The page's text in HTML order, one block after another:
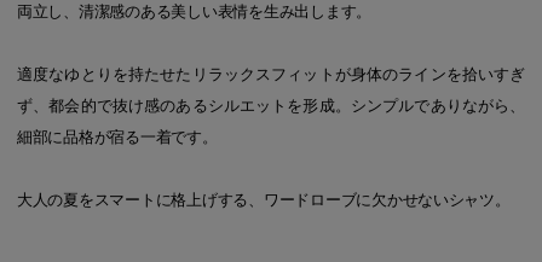
両立し、清潔感のある美しい表情を生み出します。
適度なゆとりを持たせたリラックスフィットが身体のラインを拾いすぎ
ず、都会的で抜け感のあるシルエットを形成。シンプルでありながら、
細部に品格が宿る一着です。
大人の夏をスマートに格上げする、ワードローブに欠かせないシャツ。